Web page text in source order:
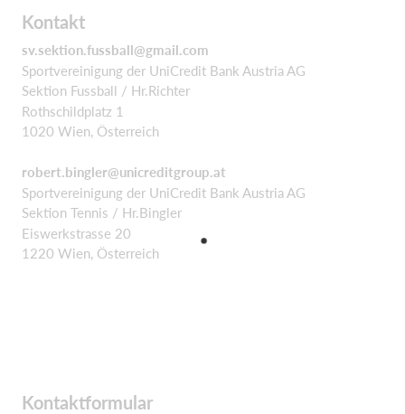
Kontakt
sv.sektion.fussball@gmail.com
Sportvereinigung der UniCredit Bank Austria AG
Sektion Fussball / Hr.Richter
Rothschildplatz 1
1020 Wien, Österreich
robert.bingler@unicreditgroup.at
Sportvereinigung der UniCredit Bank Austria AG
Sektion Tennis / Hr.Bingler
Eiswerkstrasse 20
1220 Wien, Österreich
Kontaktformular